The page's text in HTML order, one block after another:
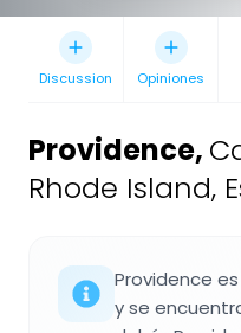
Discussion Opiniones
Providence,
Rhode Island,
Providence
y se